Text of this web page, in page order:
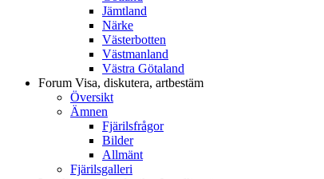
Jämtland
Närke
Västerbotten
Västmanland
Västra Götaland
Forum Visa, diskutera, artbestäm
Översikt
Ämnen
Fjärilsfrågor
Bilder
Allmänt
Fjärilsgalleri